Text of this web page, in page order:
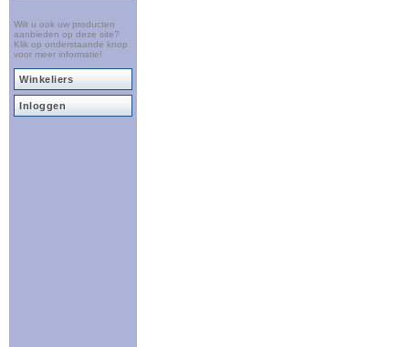
Wilt u ook uw producten
aanbieden op deze site?
Klik op onderstaande knop
voor meer informatie!
Winkeliers
Inloggen